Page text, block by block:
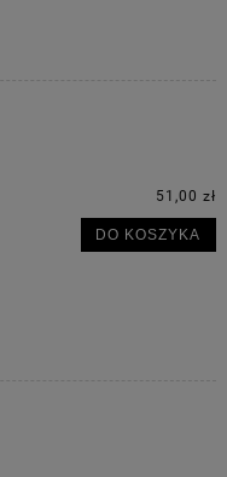
51,00 zł
DO KOSZYKA